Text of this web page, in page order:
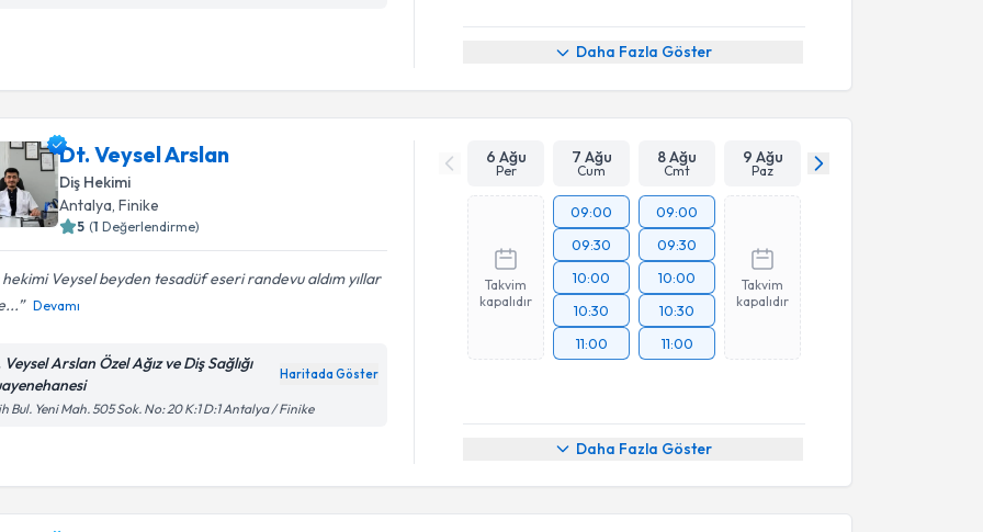
Daha Fazla Göster
Dt. Veysel Arslan
Diş Hekimi
Antalya , Finike
5 (1 Değerlendirme)
hekimi Veysel beyden tesadüf eseri randevu aldım yıllar
Devamı
Arslan Özel Ağız ve Diş Sağlığı
Haritada Göster
Bul. Yeni Mah. 505 Sok. No: 20 K:1 D:1 Antalya / Finike
6 Ağu
Per
7 Ağu
Cum
8 Ağu
Cmt
9 Ağu
Paz
Takvim
kapalıdır
09:00
09:30
10:00
10:30
11:00
09:00
09:30
10:00
10:30
11:00
Takvim
kapalıdır
Daha Fazla Göster